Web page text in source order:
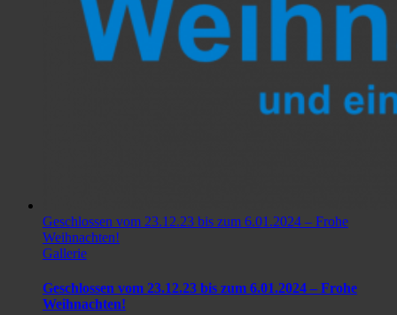
Geschlossen vom 23.12.23 bis zum 6.01.2024 – Frohe
Weihnachten!
Gallerie
Geschlossen vom 23.12.23 bis zum 6.01.2024 – Frohe
Weihnachten!